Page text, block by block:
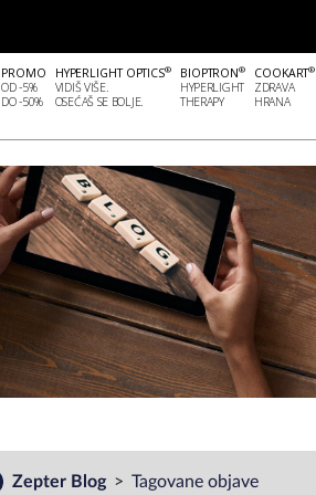
PROMO
OD -5%
DO -50%
HYPERLIGHT OPTICS®
VIDIŠ VIŠE.
OSEĆAŠ SE BOLJE.
BIOPTRON®
HYPERLIGHT
THERAPY
COOKART®
ZDRAVA
HRANA
Zepter Blog Tagovane objave